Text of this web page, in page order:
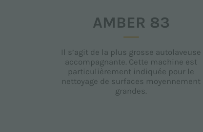
AMBER 83
Il s’agit de la plus grosse autolaveuse
accompagnante. Cette machine est
particulièrement indiquée pour le
nettoyage de surfaces moyennement
grandes.